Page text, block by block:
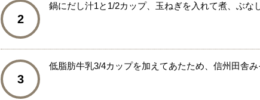
2
鍋にだし汁1と1/2カップ、玉ねぎを入れて煮、ぶな
3
低脂肪牛乳3/4カップを加えてあたため、信州田舎み